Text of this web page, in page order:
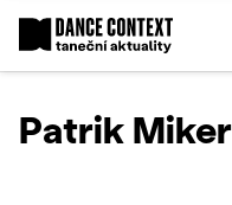
Patrik Miker